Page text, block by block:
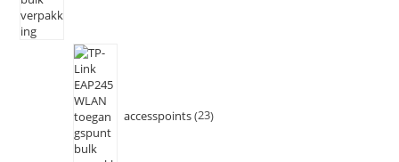
accesspoints 23